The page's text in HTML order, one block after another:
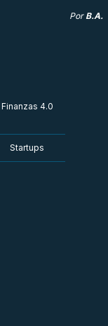
Por B.A.
Finanzas 4.0
Startups